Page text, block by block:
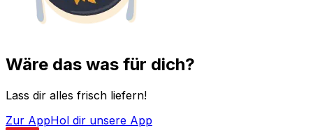
Wäre das was für dich?
Lass dir alles frisch liefern!
Zur AppHol dir unsere App